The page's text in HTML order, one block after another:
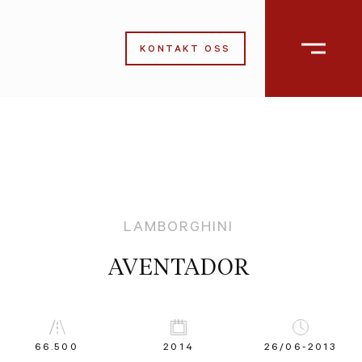
KONTAKT OSS
LAMBORGHINI
AVENTADOR
66.500 2014 26/06-2013